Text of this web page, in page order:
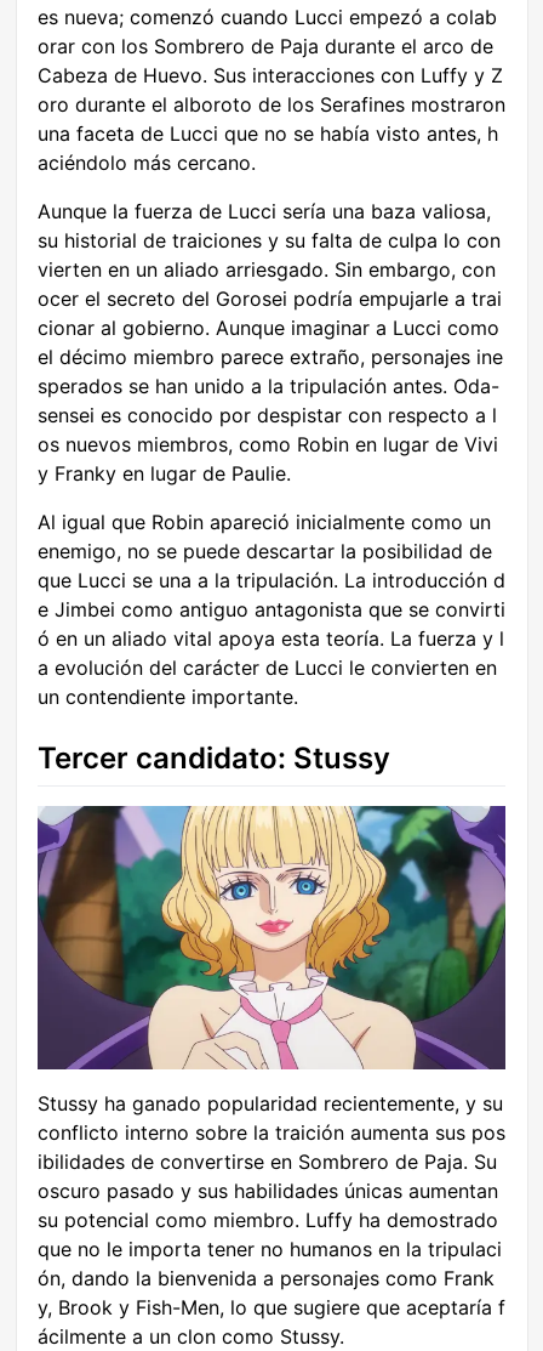
es nueva; comenzó cuando Lucci empezó a colab
orar con los Sombrero de Paja durante el arco de
Cabeza de Huevo. Sus interacciones con Luffy y Z
oro durante el alboroto de los Serafines mostraron
una faceta de Lucci que no se había visto antes, h
aciéndolo más cercano.
Aunque la fuerza de Lucci sería una baza valiosa,
su historial de traiciones y su falta de culpa lo con
vierten en un aliado arriesgado. Sin embargo, con
ocer el secreto del Gorosei podría empujarle a trai
cionar al gobierno. Aunque imaginar a Lucci como
el décimo miembro parece extraño, personajes ine
sperados se han unido a la tripulación antes. Oda-
sensei es conocido por despistar con respecto a l
os nuevos miembros, como Robin en lugar de Vivi
y Franky en lugar de Paulie.
Al igual que Robin apareció inicialmente como un
enemigo, no se puede descartar la posibilidad de
que Lucci se una a la tripulación. La introducción d
e Jimbei como antiguo antagonista que se convirti
ó en un aliado vital apoya esta teoría. La fuerza y l
a evolución del carácter de Lucci le convierten en
un contendiente importante.
Tercer candidato: Stussy
Stussy ha ganado popularidad recientemente, y su
conflicto interno sobre la traición aumenta sus pos
ibilidades de convertirse en Sombrero de Paja. Su
oscuro pasado y sus habilidades únicas aumentan
su potencial como miembro. Luffy ha demostrado
que no le importa tener no humanos en la tripulaci
ón, dando la bienvenida a personajes como Frank
y, Brook y Fish-Men, lo que sugiere que aceptaría f
ácilmente a un clon como Stussy.